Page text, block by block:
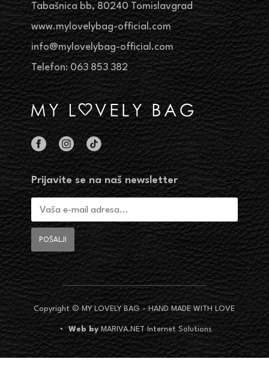
Tabašnica bb, 80240 Tomislavgrad
www.mylovelybag-official.com
info@mylovelybag-official.com
Telefon: 063 853 382
Prijavite se na naš newsletter
Copyright © MY LOVELY BAG - HAND MADE WITH LOVE
•Web by MARIVA.NET Internet Solutions